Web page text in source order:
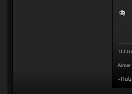
Aimer